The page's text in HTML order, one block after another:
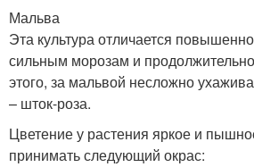
Мальва
Эта культура отличается
сильным морозам и
этого, за мальвой несложно
– шток-роза.
Цветение у растения яркое и
принимать следующий окрас: